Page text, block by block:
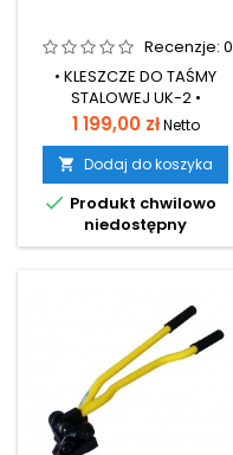
Recenzje: 0
• KLESZCZE DO TAŚMY
STALOWEJ UK-2 •
Szerokość taśmy 32mm•
Grubość od 0,8-1,0mm•
Przyrządy są przeznaczone
do wykonywania spięć
taśmą stalową z
połączeniem spinkowym
na pakietach bardzo
Cena
1 199,00 zł Netto
 Dodaj do koszyka
 Produkt chwilowo
niedostępny